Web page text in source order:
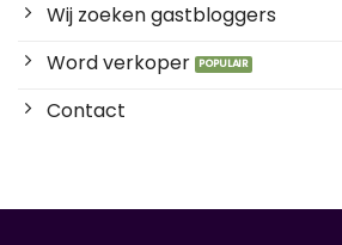
Wij zoeken gastbloggers
Word verkoper
Contact